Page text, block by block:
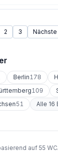
2 3 Nächste
Berlin178
109
51 Alle 16
auf 55